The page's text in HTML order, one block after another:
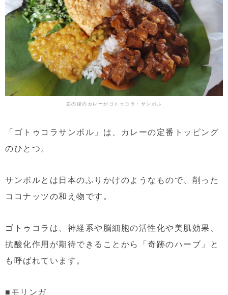
左の緑のカレーがゴトゥコラ・サンボル
「ゴトゥコラサンボル」は、カレーの定番トッピング
のひとつ。
サンボルとは日本のふりかけのようなもので、削った
ココナッツの和え物です。
ゴトゥコラは、神経系や脳細胞の活性化や美肌効果、
抗酸化作用が期待できることから「奇跡のハーブ」と
も呼ばれています。
■モリンガ